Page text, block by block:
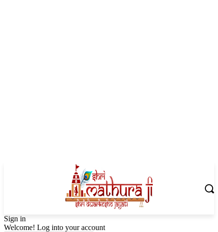
Sign in
Welcome! Log into your account